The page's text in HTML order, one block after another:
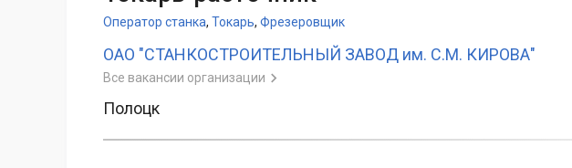
Оператор станка, Токарь, Фрезеровщик
ОАО "СТАНКОСТРОИТЕЛЬНЫЙ ЗАВОД им. С.М. КИРОВА"
Все вакансии организации
Полоцк